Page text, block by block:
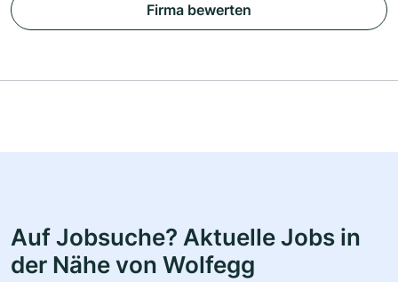
Firma bewerten
Auf Jobsuche? Aktuelle Jobs in
der Nähe von Wolfegg